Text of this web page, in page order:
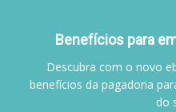
Benefícios para
Descubra com o novo
benefícios da pagadoria
do